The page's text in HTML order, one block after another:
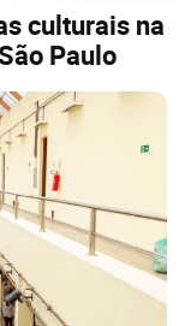
culturais na
Paulo